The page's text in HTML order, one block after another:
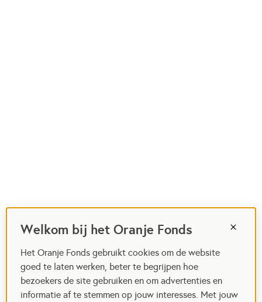
Welkom bij het Oranje Fonds
Het Oranje Fonds gebruikt cookies om de website
goed te laten werken, beter te begrijpen hoe
bezoekers de site gebruiken en om advertenties en
informatie af te stemmen op jouw interesses. Met jouw